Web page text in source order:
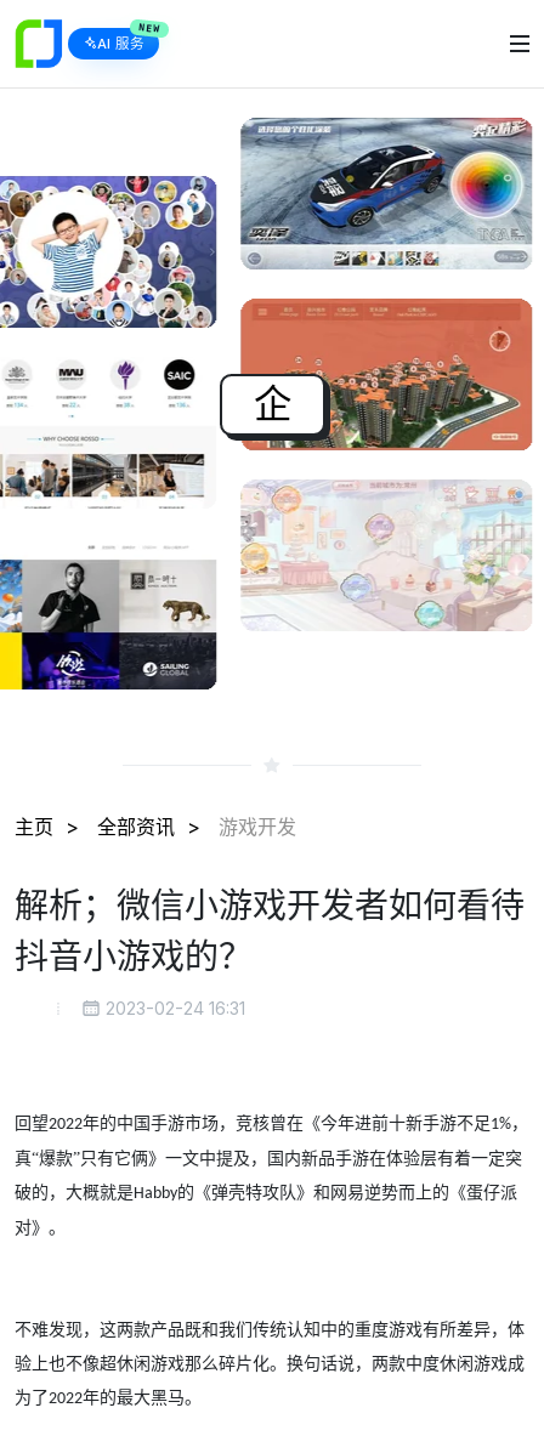
AI 服务
NEW
企业AI落地 ·
主页 全部资讯 游戏开发
解析；微信小游戏开发者如何看待
抖音小游戏的？
2023-02-24 16:31
回望2022年的中国手游市场，竞核曾在《今年进前十新手游不足1%，
真“爆款”只有它俩》一文中提及，国内新品手游在体验层有着一定突
破的，大概就是Habby的《弹壳特攻队》和网易逆势而上的《蛋仔派
对》。
不难发现，这两款产品既和我们传统认知中的重度游戏有所差异，体
验上也不像超休闲游戏那么碎片化。换句话说，两款中度休闲游戏成
为了2022年的最大黑马。